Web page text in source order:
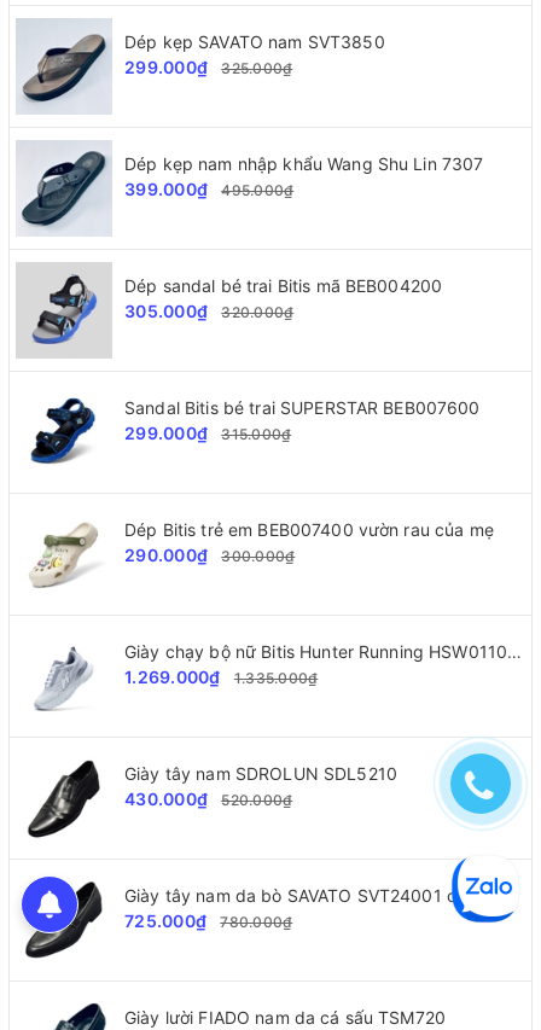
Dép kẹp SAVATO nam SVT3850
299.000₫
325.000₫
Dép kẹp nam nhập khẩu Wang Shu Lin 7307
399.000₫
495.000₫
Dép sandal bé trai Bitis mã BEB004200
305.000₫
320.000₫
Sandal Bitis bé trai SUPERSTAR BEB007600
299.000₫
315.000₫
Dép Bitis trẻ em BEB007400 vườn rau của mẹ
290.000₫
300.000₫
Giày chạy bộ nữ Bitis Hunter Running HSW011000
1.269.000₫
1.335.000₫
Giày tây nam SDROLUN SDL5210
430.000₫
520.000₫
Giày tây nam da bò SAVATO SVT24001 cao cấp
725.000₫
780.000₫
Giày lười FIADO nam da cá sấu TSM720